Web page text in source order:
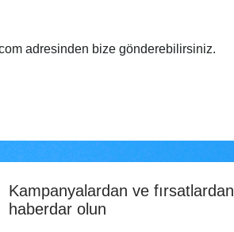
adresinden bize gönderebilirsiniz.
Kampanyalardan ve fırsatlardan
haberdar olun